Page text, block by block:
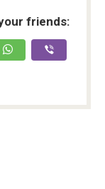
friends: